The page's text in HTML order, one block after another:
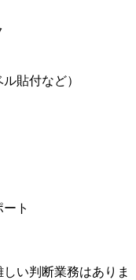
貼付など）
ト
い判断業務はありま